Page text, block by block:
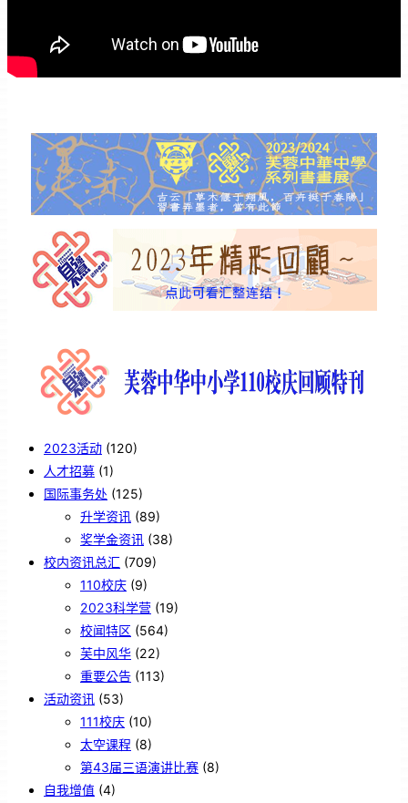
2023活动 (120)
人才招募 (1)
国际事务处 (125)
升学资讯 (89)
奖学金资讯 (38)
校内资讯总汇 (709)
110校庆 (9)
2023科学营 (19)
校闻特区 (564)
芙中风华 (22)
重要公告 (113)
活动资讯 (53)
111校庆 (10)
太空课程 (8)
第43届三语演讲比赛 (8)
自我增值 (4)